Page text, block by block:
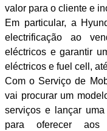
valor para o cliente e
Em particular, a
electrificação ao
eléctricos e garantir
eléctricos e fuel cell,
Com o Serviço de
vai procurar um
serviços e lançar
para oferecer aos